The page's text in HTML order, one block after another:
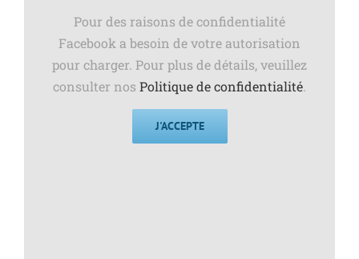
Pour des raisons de confidentialité
Facebook a besoin de votre autorisation
pour charger. Pour plus de détails, veuillez
consulter nos Politique de confidentialité.
J'ACCEPTE